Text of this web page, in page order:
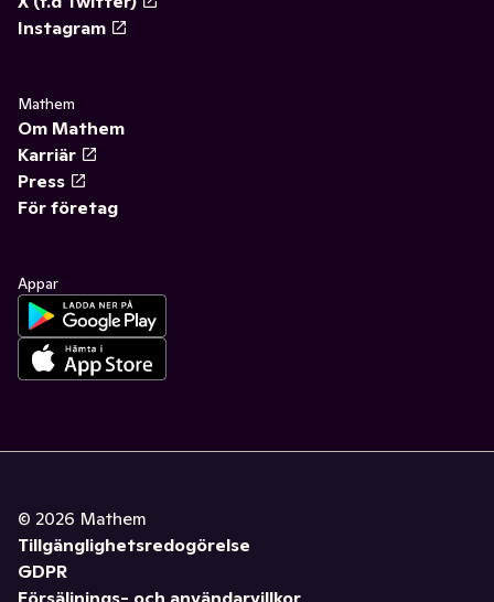
Instagram
Mathem
Om Mathem
Karriär
Press
För företag
Appar
© 2026 Mathem
Tillgänglighetsredogörelse
GDPR
Försäljnings- och användarvillkor